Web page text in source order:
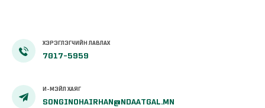
ХЭРЭГЛЭГЧИЙН ЛАВЛАХ
7017-5959
И-МЭЙЛ ХАЯГ
SONGINOHAIRHAN@NDAATGAL.MN